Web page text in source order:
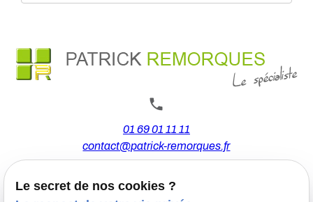
01 69 01 11 11
contact@patrick-remorques.fr
44 Avenue de la Division Leclerc
Le secret de nos cookies ?